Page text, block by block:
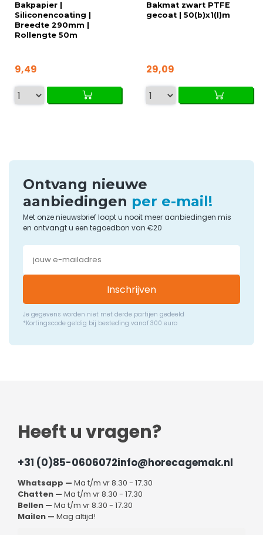
Bakpapier |
Siliconencoating |
Breedte 290mm |
Rollengte 50m
9,49
Bakmat zwart PTFE
gecoat | 50(b)x1(l)m
29,09
Ontvang nieuwe
aanbiedingen per e-mail!
Met onze nieuwsbrief loopt u nooit meer aanbiedingen mis
en ontvangt u een tegoedbon van €20
Inschrijven
Je gegevens worden niet met derde partijen gedeeld
*Kortingscode geldig bij besteding vanaf 300 euro
Heeft u vragen?
+31 (0)85-0606072info@horecagemak.nl
Whatsapp — Ma t/m vr 8.30 - 17.30
Chatten — Ma t/m vr 8.30 - 17.30
Bellen — Ma t/m vr 8.30 - 17.30
Mailen — Mag altijd!